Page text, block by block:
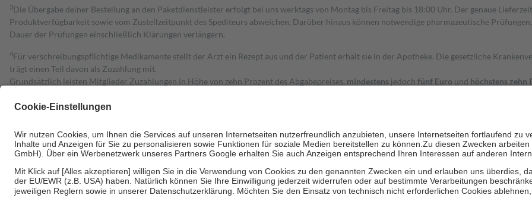
3Die Übergabe deiner Bestellung an den Paketdienstleister erfolgt bei uns werktags von Montag bis Freitag bis 18:00 Uhr. Der genaue
Produktverfügbarkeit sowie vom Zustellzeitpunkt des Spediteurs abweichen. Darüber hinaus können notwendige pharmazeutische
Dauer der Prüfungen einschließlich Klärungen verlängern.
4Für verschreibungspflichtige Medikamente stellt der Arzt ein Rezept aus und der Patient erhält sie in der Apotheke. Die gesetzliche
trägt einen Teil davon als Zuzahlung mit.
Grundsätzlich leisten Mitglieder Zuzahlungen in Höhe von zehn Prozent des Abgabepreises, mindestens jedoch fünf Euro und höchstens zehn
Diese Regeln gelten grundsätzlich auch für Online-Apotheken.
Um das Engagement der Versicherten für ihre eigene Gesundheit zu stärken und die besondere Stellung der Familie zu unterstützen, fallen
• Kindern und Jugendlichen bis zum vollendeten 18. Lebensjahr mit Ausnahme der Fahrkosten
• Untersuchungen zur Vorsorge und Früherkennung, die von der GKV getragen werden
• empfohlenen Schutzimpfungen
• Harn- und Blutteststreifen